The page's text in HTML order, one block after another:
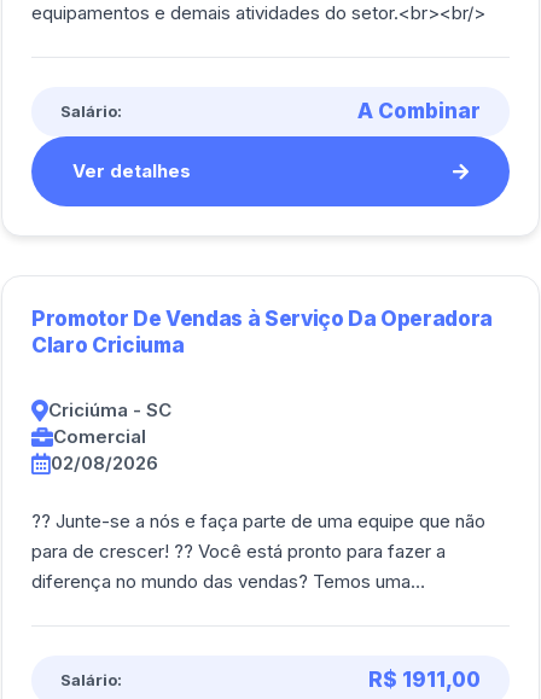
equipamentos e demais atividades do setor.<br><br/>
Salário: A Combinar
Ver detalhes
Promotor De Vendas à Serviço Da Operadora
Claro Criciuma
Criciúma - SC
Comercial
02/08/2026
?? Junte-se a nós e faça parte de uma equipe que não
para de crescer! ?? Você está pronto para fazer a
diferença no mundo das vendas? Temos uma
Salário: R$ 1911,00